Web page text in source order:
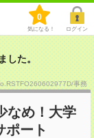
0
気になる！ ログイン
した。
事務
なめ！大学
ポート